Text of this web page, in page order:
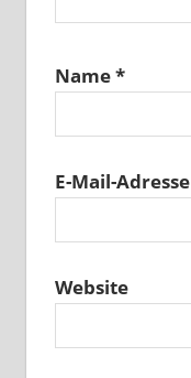
Name*
E-Mail-Adresse
Website